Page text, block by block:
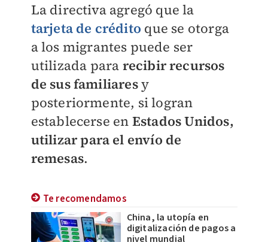
La directiva agregó que la
tarjeta de crédito que se otorga
a los migrantes puede ser
utilizada para recibir recursos
de sus familiaresy
posteriormente, si logran
establecerse en Estados Unidos,
utilizar para el envío de
remesas.
Te recomendamos
China, la utopía en
digitalización de pagos a
nivel mundial